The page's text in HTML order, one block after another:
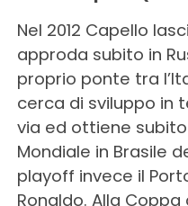
Nel 2012 Capello
approda subito in
proprio ponte tra
cerca di sviluppo in
via ed ottiene
Mondiale in Brasile
playoff invece il
Ronaldo. Alla